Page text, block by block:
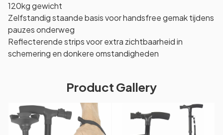
120kg gewicht
Zelfstandig staande basis voor handsfree gemak tijdens
pauzes onderweg
Reflecterende strips voor extra zichtbaarheid in
schemering en donkere omstandigheden
Product Gallery